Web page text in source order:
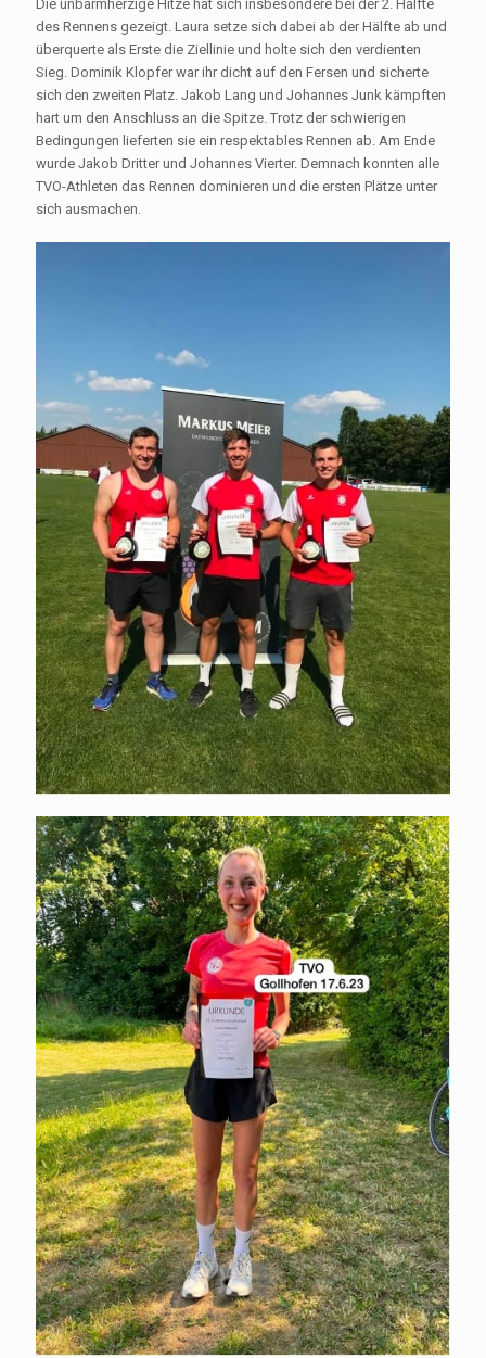
Die unbarmherzige Hitze hat sich insbesondere bei der 2. Hälfte
des Rennens gezeigt. Laura setze sich dabei ab der Hälfte ab und
überquerte als Erste die Ziellinie und holte sich den verdienten
Sieg. Dominik Klopfer war ihr dicht auf den Fersen und sicherte
sich den zweiten Platz. Jakob Lang und Johannes Junk kämpften
hart um den Anschluss an die Spitze. Trotz der schwierigen
Bedingungen lieferten sie ein respektables Rennen ab. Am Ende
wurde Jakob Dritter und Johannes Vierter. Demnach konnten alle
TVO-Athleten das Rennen dominieren und die ersten Plätze unter
sich ausmachen.